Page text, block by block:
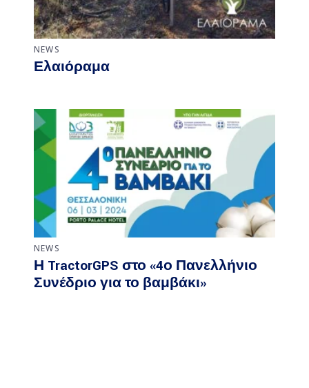
NEWS
Ελαιόραμα
NEWS
Η TractorGPS στο «4ο Πανελλήνιο
Συνέδριο για το βαμβάκι»